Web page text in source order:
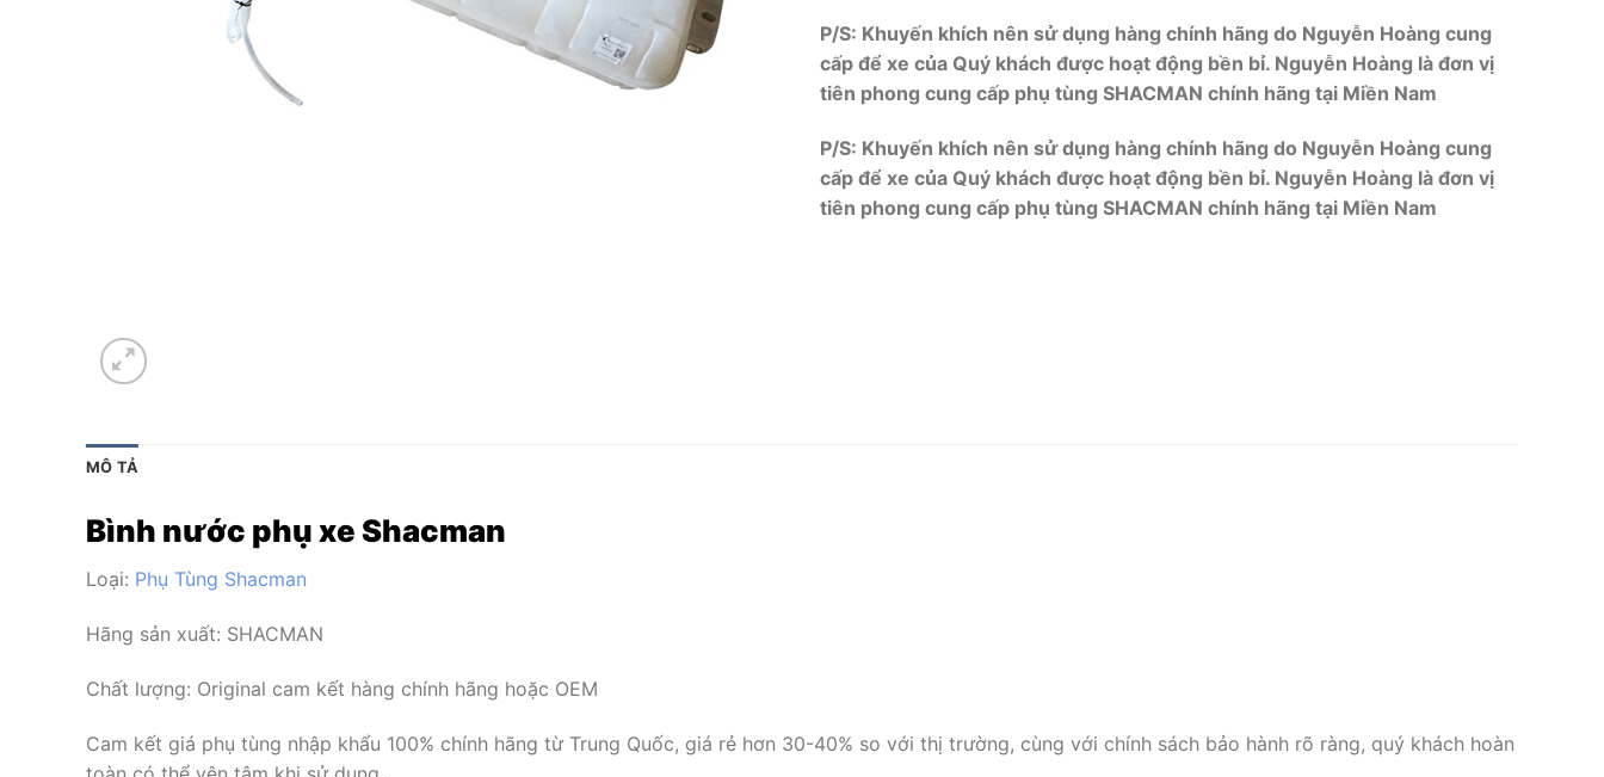
P/S: Khuyến khích nên sử dụng hàng chính hãng do Nguyễn Hoàng cung
cấp để xe của Quý khách được hoạt động bền bỉ. Nguyễn Hoàng là đơn vị
tiên phong cung cấp phụ tùng SHACMAN chính hãng tại Miền Nam
P/S: Khuyến khích nên sử dụng hàng chính hãng do Nguyễn Hoàng cung
cấp để xe của Quý khách được hoạt động bền bỉ. Nguyễn Hoàng là đơn vị
tiên phong cung cấp phụ tùng SHACMAN chính hãng tại Miền Nam
MÔ TẢ
Bình nước phụ xe Shacman
Loại: Phụ Tùng Shacman
Hãng sản xuất: SHACMAN
Chất lượng: Original cam kết hàng chính hãng hoặc OEM
Cam kết giá phụ tùng nhập khẩu 100% chính hãng từ Trung Quốc, giá rẻ hơn 30-40% so với thị trường, cùng với chính sách bảo hành rõ ràng, quý khách hoàn